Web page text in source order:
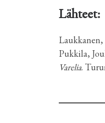
Lähteet:
Laukkanen,
Pukkila,
Varelia.